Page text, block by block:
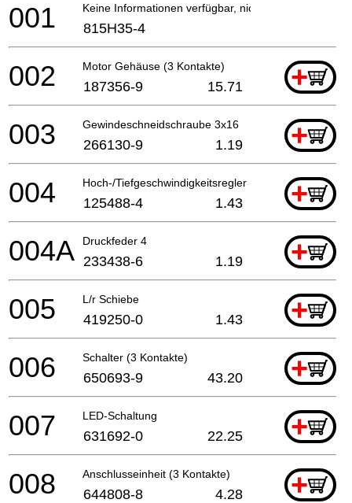
Keine Informationen verfügbar, nicht bestellbar
001 815H35-4
Motor Gehäuse (3 Kontakte) +
002 187356-9 15.71
Gewindeschneidschraube 3x16 +
003 266130-9 1.19
Hoch-/Tiefgeschwindigkeitsregler +
004 125488-4 1.43
Druckfeder 4 +
004A 233438-6 1.19
L/r Schiebe +
005 419250-0 1.43
Schalter (3 Kontakte) +
006 650693-9 43.20
LED-Schaltung +
007 631692-0 22.25
Anschlusseinheit (3 Kontakte) +
008 644808-8 4.28